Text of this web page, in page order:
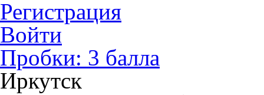
Регистрация
Войти
Пробки: 3 балла
Иркутск